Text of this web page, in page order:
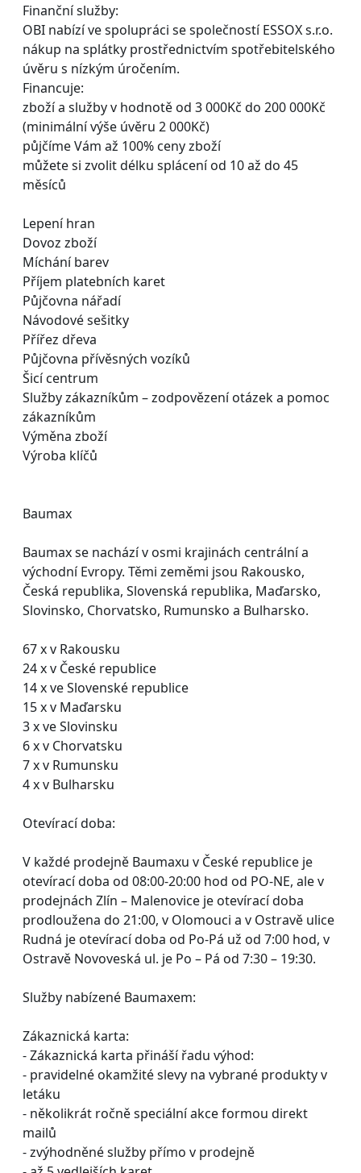
Finanční služby:
OBI nabízí ve spolupráci se společností ESSOX s.r.o.
nákup na splátky prostřednictvím spotřebitelského
úvěru s nízkým úročením.
Financuje:
zboží a služby v hodnotě od 3 000Kč do 200 000Kč
(minimální výše úvěru 2 000Kč)
půjčíme Vám až 100% ceny zboží
můžete si zvolit délku splácení od 10 až do 45
měsíců
Lepení hran
Dovoz zboží
Míchání barev
Příjem platebních karet
Půjčovna nářadí
Návodové sešitky
Přířez dřeva
Půjčovna přívěsných vozíků
Šicí centrum
Služby zákazníkům – zodpovězení otázek a pomoc
zákazníkům
Výměna zboží
Výroba klíčů
Baumax
Baumax se nachází v osmi krajinách centrální a
východní Evropy. Těmi zeměmi jsou Rakousko,
Česká republika, Slovenská republika, Maďarsko,
Slovinsko, Chorvatsko, Rumunsko a Bulharsko.
67 x v Rakousku
24 x v České republice
14 x ve Slovenské republice
15 x v Maďarsku
3 x ve Slovinsku
6 x v Chorvatsku
7 x v Rumunsku
4 x v Bulharsku
Otevírací doba:
V každé prodejně Baumaxu v České republice je
otevírací doba od 08:00-20:00 hod od PO-NE, ale v
prodejnách Zlín – Malenovice je otevírací doba
prodloužena do 21:00, v Olomouci a v Ostravě ulice
Rudná je otevírací doba od Po-Pá už od 7:00 hod, v
Ostravě Novoveská ul. je Po – Pá od 7:30 – 19:30.
Služby nabízené Baumaxem:
Zákaznická karta:
- Zákaznická karta přináší řadu výhod:
- pravidelné okamžité slevy na vybrané produkty v
letáku
- několikrát ročně speciální akce formou direkt
mailů
- zvýhodněné služby přímo v prodejně